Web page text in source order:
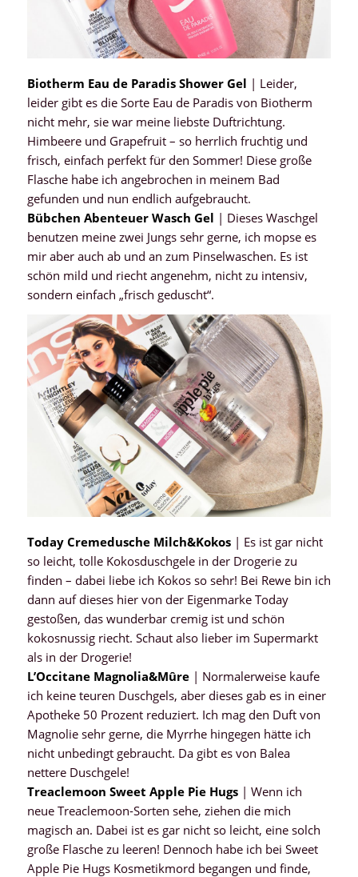
Biotherm Eau de Paradis Shower Gel | Leider,
leider gibt es die Sorte Eau de Paradis von Biotherm
nicht mehr, sie war meine liebste Duftrichtung.
Himbeere und Grapefruit – so herrlich fruchtig und
frisch, einfach perfekt für den Sommer! Diese große
Flasche habe ich angebrochen in meinem Bad
gefunden und nun endlich aufgebraucht.
Bübchen Abenteuer Wasch Gel | Dieses Waschgel
benutzen meine zwei Jungs sehr gerne, ich mopse es
mir aber auch ab und an zum Pinselwaschen. Es ist
schön mild und riecht angenehm, nicht zu intensiv,
sondern einfach „frisch geduscht“.
Today Cremedusche Milch&Kokos| Es ist gar nicht
so leicht, tolle Kokosduschgele in der Drogerie zu
finden – dabei liebe ich Kokos so sehr! Bei Rewe bin ich
dann auf dieses hier von der Eigenmarke Today
gestoßen, das wunderbar cremig ist und schön
kokosnussig riecht. Schaut also lieber im Supermarkt
als in der Drogerie!
L’Occitane Magnolia&Mûre| Normalerweise kaufe
ich keine teuren Duschgels, aber dieses gab es in einer
Apotheke 50 Prozent reduziert. Ich mag den Duft von
Magnolie sehr gerne, die Myrrhe hingegen hätte ich
nicht unbedingt gebraucht. Da gibt es von Balea
nettere Duschgele!
Treaclemoon Sweet Apple Pie Hugs| Wenn ich
neue Treaclemoon-Sorten sehe, ziehen die mich
magisch an. Dabei ist es gar nicht so leicht, eine solch
große Flasche zu leeren! Dennoch habe ich bei Sweet
Apple Pie Hugs Kosmetikmord begangen und finde,